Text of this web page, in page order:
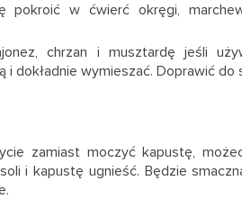
pokroić w ćwierć okręgi,
chrzan i musztardę jeśli
i dokładnie wymieszać. Doprawić do
zamiast moczyć kapustę,
i kapustę ugnieść. Będzie